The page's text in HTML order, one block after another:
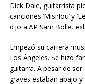
Dick Dale, guitarrista
canciones ‘Misirlou’ y
dijo a AP Sam Bolle,
Empezó su carrera
Los Ángeles. Se hizo
guitarra. A pesar de
graves estaban abajo y